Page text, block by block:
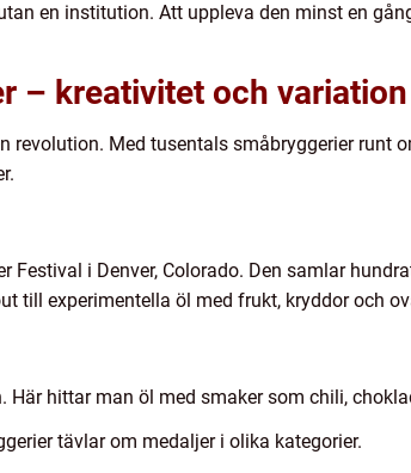
en institution. Att uppleva den minst en
– kreativitet och variation
revolution. Med tusentals småbryggerier runt
Festival i Denver, Colorado. Den samlar
till experimentella öl med frukt, kryddor och
Här hittar man öl med smaker som chili,
tävlar om medaljer i olika kategorier.